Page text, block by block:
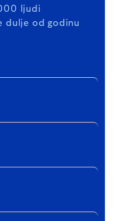
ljudi
dulje od godinu